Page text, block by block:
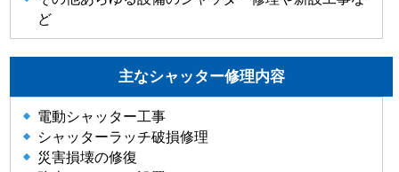
ど
主なシャッター修理内容
電動シャッター工事
シャッターラッチ破損修理
災害損壊の修復